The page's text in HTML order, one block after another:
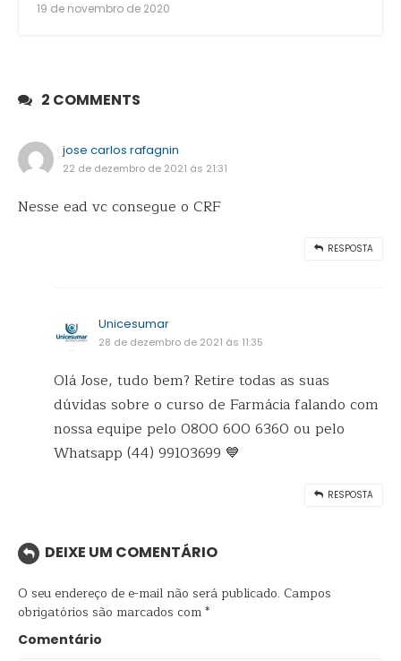
19 de novembro de 2020
2 COMMENTS
jose carlos rafagnin
22 de dezembro de 2021 ás 21:31
Nesse ead vc consegue o CRF
RESPOSTA
Unicesumar
28 de dezembro de 2021 ás 11:35
Olá Jose, tudo bem? Retire todas as suas
dúvidas sobre o curso de Farmácia falando com
nossa equipe pelo 0800 600 6360 ou pelo
Whatsapp (44) 99103699 💙
RESPOSTA
DEIXE UM COMENTÁRIO
O seu endereço de e-mail não será publicado. Campos
obrigatórios são marcados com*
Comentário